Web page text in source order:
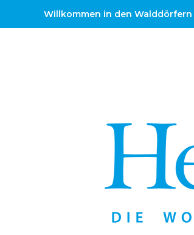
Willkommen in den